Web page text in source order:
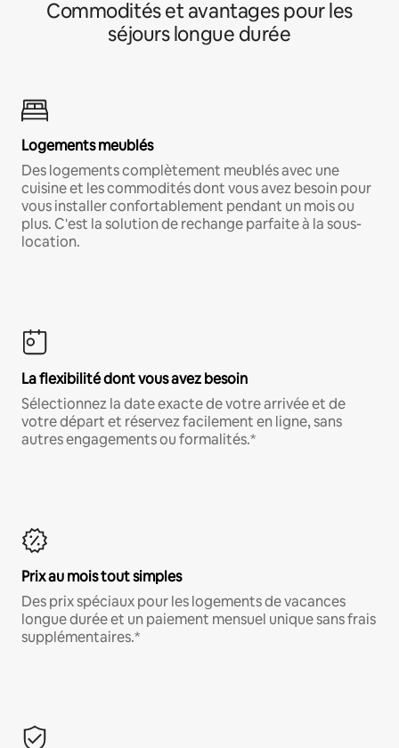
Commodités et avantages pour les
séjours longue durée
Logements meublés
Des logements complètement meublés avec une
cuisine et les commodités dont vous avez besoin pour
vous installer confortablement pendant un mois ou
plus. C'est la solution de rechange parfaite à la sous-
location.
La flexibilité dont vous avez besoin
Sélectionnez la date exacte de votre arrivée et de
votre départ et réservez facilement en ligne, sans
autres engagements ou formalités.*
Prix au mois tout simples
Des prix spéciaux pour les logements de vacances
longue durée et un paiement mensuel unique sans frais
supplémentaires.*